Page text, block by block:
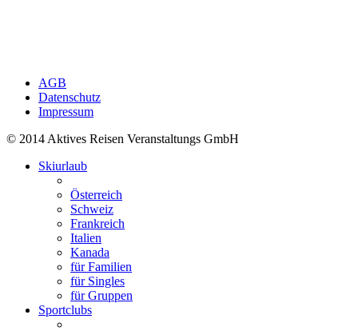
AGB
Datenschutz
Impressum
© 2014 Aktives Reisen Veranstaltungs GmbH
Skiurlaub
Österreich
Schweiz
Frankreich
Italien
Kanada
für Familien
für Singles
für Gruppen
Sportclubs